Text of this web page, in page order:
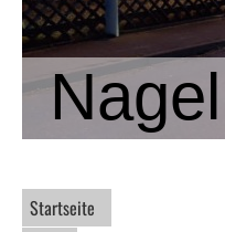
Startseite